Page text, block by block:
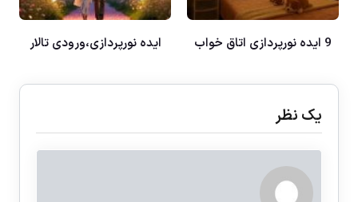
9 ایده نورپردازی اتاق خواب ایده نورپردازی،ورودی تالار
یک نظر